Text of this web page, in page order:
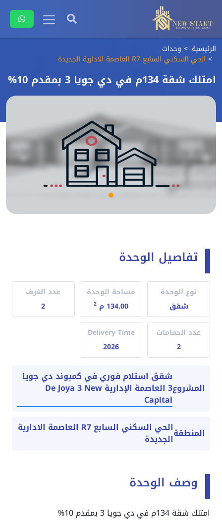
الرئيسية وحدات
الحي السكني السابع R7 العاصمة الادارية الجديدة
امتلك شقة 134م في دي جويا 3 بمقدم 10%
تفاصيل الوحدة
نوع الوحدة
شقق
مساحة الوحدة
134.00 م
2
عدد الغرف
2
عدد الحمامات
2
Delivery Time
2026
المشروع
شقق استلام فوري في كمبوند دي جويا
3 العاصمة الإدارية De Joya 3 New
Capital
المنطقة الحي السكني السابع R7 العاصمة الادارية
الجديدة
وصف الوحدة
امتلك شقة 134م في دي جويا 3 بمقدم 10%